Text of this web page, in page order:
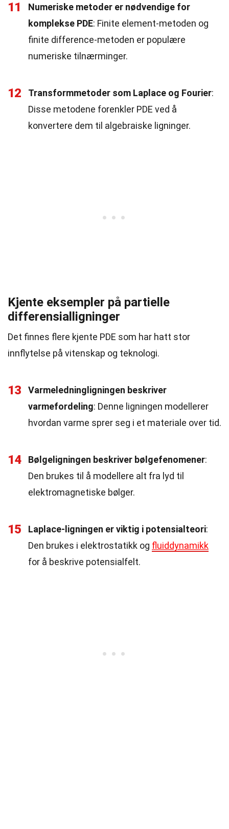
11
Numeriske metoder er nødvendige for
komplekse PDE: Finite element-metoden og
finite difference-metoden er populære
numeriske tilnærminger.
12 Transformmetoder som Laplace og Fourier:
Disse metodene forenkler PDE ved å
konvertere dem til algebraiske ligninger.
Kjente eksempler på partielle
differensialligninger
Det finnes flere kjente PDE som har hatt stor
innflytelse på vitenskap og teknologi.
13
Varmeledningligningen beskriver
varmefordeling: Denne ligningen modellerer
hvordan varme sprer seg i et materiale over tid.
14 Bølgeligningen beskriver bølgefenomener:
Den brukes til å modellere alt fra lyd til
elektromagnetiske bølger.
15 Laplace-ligningen er viktig i potensialteori:
Den brukes i elektrostatikk og fluiddynamikk
for å beskrive potensialfelt.